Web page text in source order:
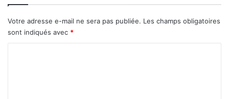
e
n
!
Votre adresse e-mail ne sera pas publiée. Les champs obligatoires
sont indiqués avec *